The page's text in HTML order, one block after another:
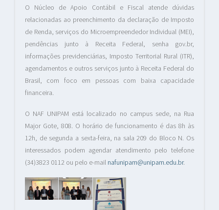
O Núcleo de Apoio Contábil e Fiscal atende dúvidas
relacionadas ao preenchimento da declaração de Imposto
de Renda, serviços do Microempreendedor Individual (MEI),
pendências junto à Receita Federal, senha gov.br,
informações previdenciárias, Imposto Territorial Rural (ITR),
agendamentos e outros serviços junto à Receita Federal do
Brasil, com foco em pessoas com baixa capacidade
financeira.
O NAF UNIPAM está localizado no campus sede, na Rua
Major Gote, 808. O horário de funcionamento é das 8h às
12h, de segunda a sexta-feira, na sala 209 do Bloco N. Os
interessados podem agendar atendimento pelo telefone
(34)3823 0112 ou pelo e-mail nafunipam@unipam.edu.br.